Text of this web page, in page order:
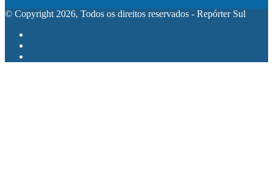
© Copyright 2026, Todos os direitos reservados - Repórter Sul